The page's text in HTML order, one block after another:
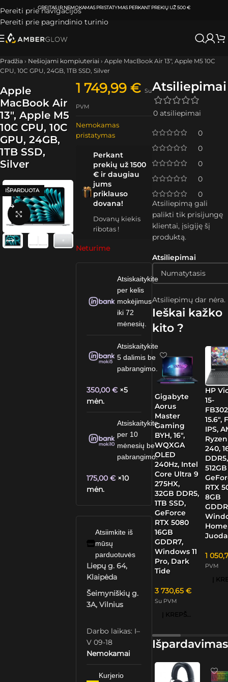
Pereiti prie navigacijos
Pereiti prie pagrindinio turinio
ATSIIMKITE UŽSAKYMĄKLAIPĖDOJE IR VILNIUJEPER0-3 DARBO DIENAS.
Pradžia › Nešiojami kompiuteriai › Apple MacBook Air 13″, Apple M5 10C
CPU, 10C GPU, 24GB, 1TB SSD, Silver
Apple
MacBook Air
13″, Apple M5
10C CPU, 10C
GPU, 24GB,
1TB SSD,
Silver
IŠPARDUOTA
Spustelėkite, kad padidintumėte
1 749,99€ Su
PVM
Nemokamas
pristatymas
Perkant
prekių už 1500
€ ir daugiau
jums
priklauso
dovana!
Dovanų kiekis
ribotas !
Neturime
Atsiskaitykite
per kelis
mokėjimus
iki 72
mėnesių.
Atsiskaitykite
5 dalimis be
pabrangimo.
350,00€ ×5
mėn.
Atsiskaitykite
per 10
mėnesių be
pabrangimo.
175,00€ ×10
mėn.
Atsiimkite iš
mūsų
parduotuvės
Liepų g. 64,
Klaipėda
Šeimyniškių g.
3A, Vilnius
Darbo laikas: I–
V 09-18
Nemokamai
Kurjerio
Atsiliepimai
0 atsiliepimai
0
0
0
0
0
Atsiliepimai
Atsiliepimų dar nėra.
Atsiliepimą gali
palikti tik prisijungę
klientai, įsigiję šį
produktą.
Ieškai kažko
kito ?
Gigabyte
Aorus
Master
Gaming
BYH, 16″,
WQXGA
OLED
240Hz, Intel
Core Ultra 9
275HX,
32GB DDR5,
1TB SSD,
GeForce
RTX 5080
16GB
GDDR7,
Windows 11
Pro, Dark
Tide
3 730,65 €
Su PVM
Į KREPŠELĮ
HP
15-
15.6″,
IPS,
240,
DDR5,
RTX
8GB
1
PVM
Išpardavimas